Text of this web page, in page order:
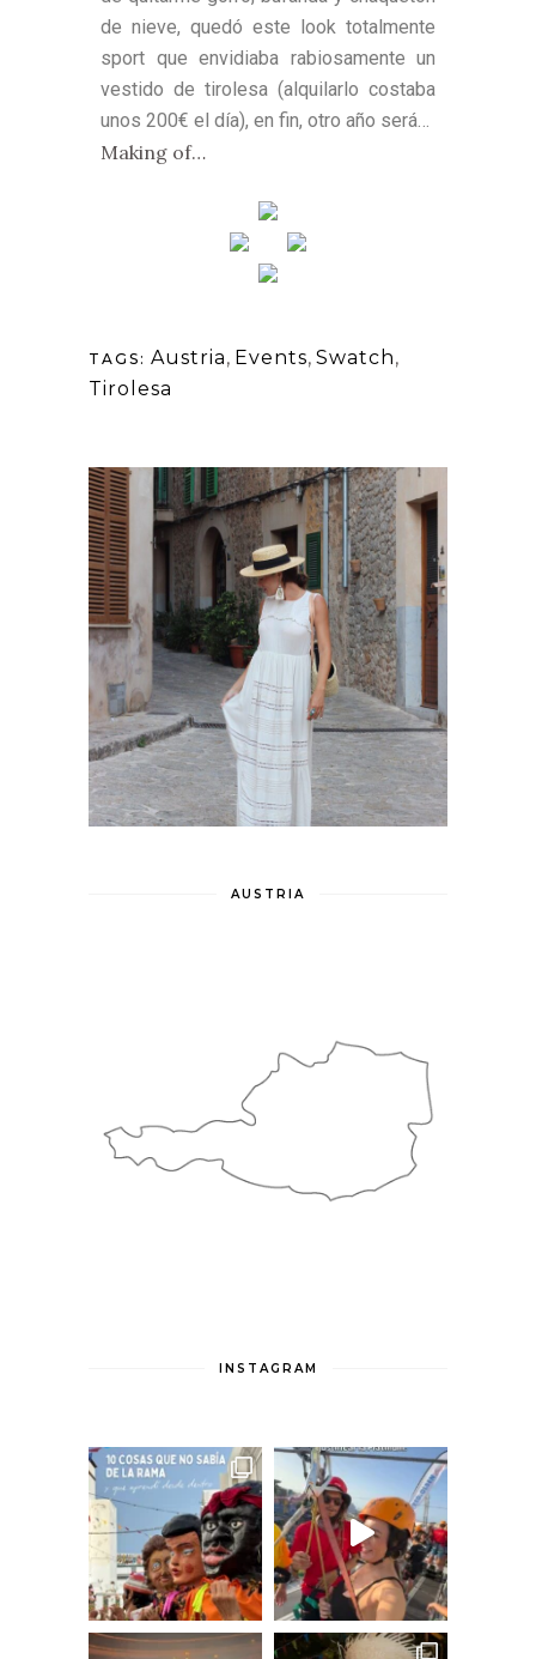
de nieve, quedó este look totalmente
sport que envidiaba rabiosamente un
vestido de tirolesa (alquilarlo costaba
unos 200€ el día), en fin, otro año será…
Making of…
TAGS: Austria, Events, Swatch,
Tirolesa
AUSTRIA
INSTAGRAM